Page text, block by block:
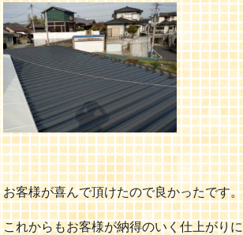
お客様が喜んで頂けたので良かったです。
これからもお客様が納得のいく仕上がり